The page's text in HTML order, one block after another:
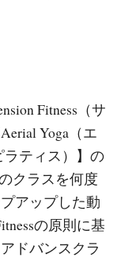
Fitness（サ
Yoga（エ
ラティス）】の
クラスを何度
アップした動
の原則に基
ドバンスクラ